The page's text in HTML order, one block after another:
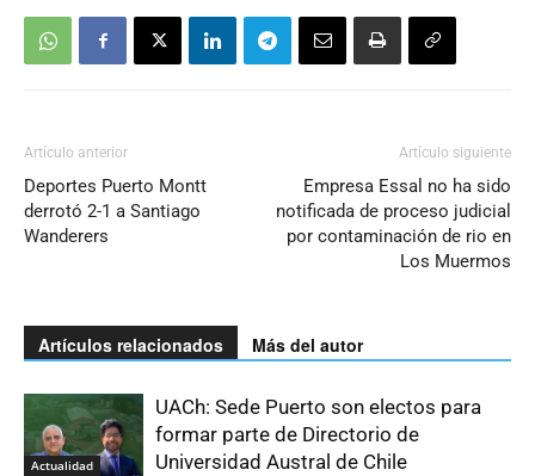
Artículo anterior
Deportes Puerto Montt
derrotó 2-1 a Santiago
Wanderers
Artículo siguiente
Empresa Essal no ha sido
notificada de proceso judicial
por contaminación de rio en
Los Muermos
Artículos relacionados Más del autor
Actualidad
UACh: Sede Puerto son electos para
formar parte de Directorio de
Universidad Austral de Chile